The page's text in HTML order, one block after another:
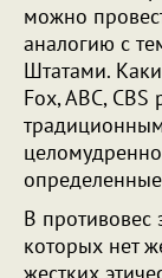
можно
аналогию с
Штатами.
Fox, ABC, CBS
В противовес
которых нет